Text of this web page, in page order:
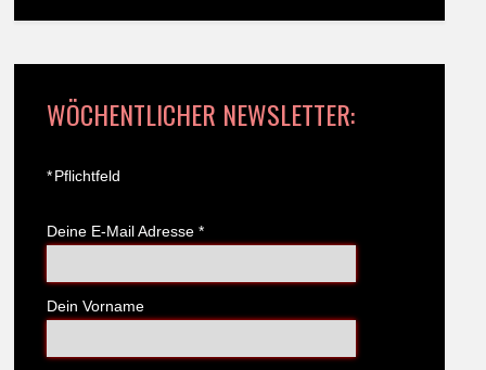
WÖCHENTLICHER NEWSLETTER:
*Pflichtfeld
Deine E-Mail Adresse *
Dein Vorname